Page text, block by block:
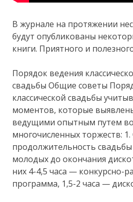
В журнале на протяжении
будут опубликованы
книги. Приятного и
Порядок ведения
свадьбы Общие советы
классической свадьбы
моментов, которые
ведущими опытным путем
многочисленных торжеств:
продолжительность свадьбы
молодых до окончания
них 4-4,5 часа — конкурсно-
программа, 1,5-2 часа —